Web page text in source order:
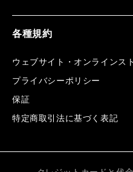
各種規約
ウェブサイト・オンラインス
プライバシーポリシー
保証
特定商取引法に基づく表記